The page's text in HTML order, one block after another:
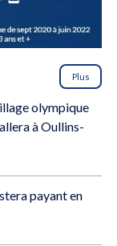
Plus
olympique
à Oullins-
payant en